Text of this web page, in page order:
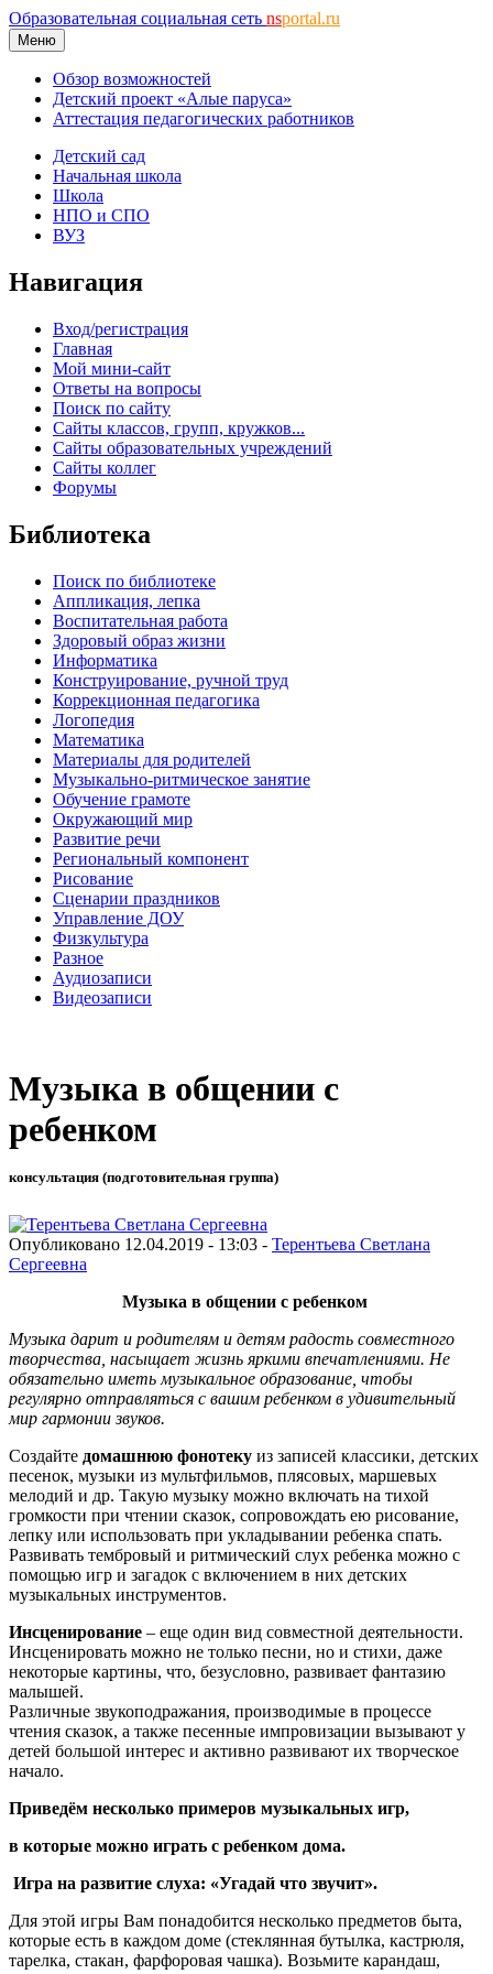
Образовательная социальная сеть nsportal.ru
Меню
Обзор возможностей
Детский проект «Алые паруса»
Аттестация педагогических работников
Детский сад
Начальная школа
Школа
НПО и СПО
ВУЗ
Навигация
Вход/регистрация
Главная
Мой мини-сайт
Ответы на вопросы
Поиск по сайту
Сайты классов, групп, кружков...
Сайты образовательных учреждений
Сайты коллег
Форумы
Библиотека
Поиск по библиотеке
Аппликация, лепка
Воспитательная работа
Здоровый образ жизни
Информатика
Конструирование, ручной труд
Коррекционная педагогика
Логопедия
Математика
Материалы для родителей
Музыкально-ритмическое занятие
Обучение грамоте
Окружающий мир
Развитие речи
Региональный компонент
Рисование
Сценарии праздников
Управление ДОУ
Физкультура
Разное
Аудиозаписи
Видеозаписи
Музыка в общении с
ребенком
консультация (подготовительная группа)
Опубликовано 12.04.2019 - 13:03 - Терентьева Светлана
Сергеевна
Музыка в общении с ребенком
Музыка дарит и родителям и детям радость совместного
творчества, насыщает жизнь яркими впечатлениями. Не
обязательно иметь музыкальное образование, чтобы
регулярно отправляться с вашим ребенком в удивительный
мир гармонии звуков.
Создайте домашнюю фонотеку из записей классики, детских
песенок, музыки из мультфильмов, плясовых, маршевых
мелодий и др. Такую музыку можно включать на тихой
громкости при чтении сказок, сопровождать ею рисование,
лепку или использовать при укладывании ребенка спать.
Развивать тембровый и ритмический слух ребенка можно с
помощью игр и загадок с включением в них детских
музыкальных инструментов.
Инсценирование – еще один вид совместной деятельности.
Инсценировать можно не только песни, но и стихи, даже
некоторые картины, что, безусловно, развивает фантазию
малышей.
Различные звукоподражания, производимые в процессе
чтения сказок, а также песенные импровизации вызывают у
детей большой интерес и активно развивают их творческое
начало.
Приведём несколько примеров музыкальных игр,
в которые можно играть с ребенком дома.
Игра на развитие слуха: «Угадай что звучит».
Для этой игры Вам понадобится несколько предметов быта,
которые есть в каждом доме (стеклянная бутылка, кастрюля,
тарелка, стакан, фарфоровая чашка). Возьмите карандаш,